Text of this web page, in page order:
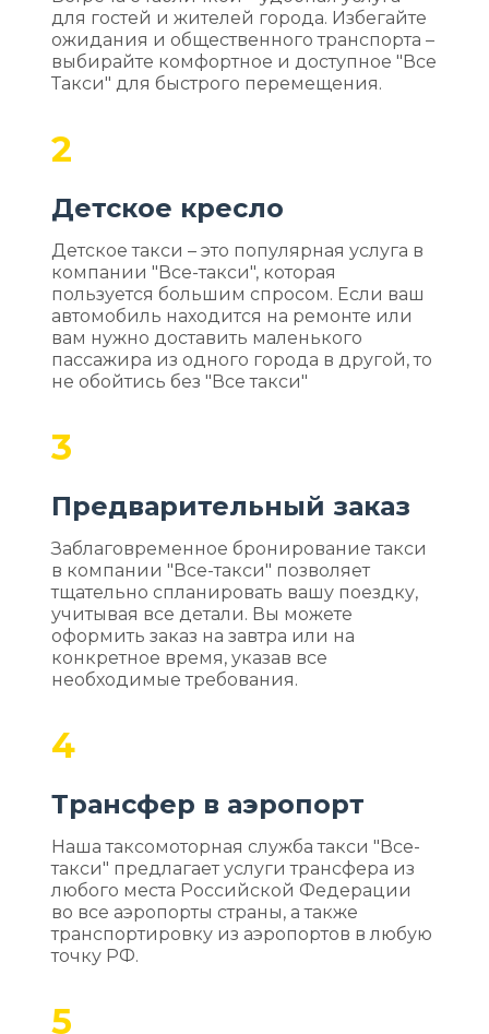
для гостей и жителей города. Избегайте
ожидания и общественного транспорта –
выбирайте комфортное и доступное "Все
Такси" для быстрого перемещения.
2
Детское кресло
Детское такси – это популярная услуга в
компании "Все-такси", которая
пользуется большим спросом. Если ваш
автомобиль находится на ремонте или
вам нужно доставить маленького
пассажира из одного города в другой, то
не обойтись без "Все такси"
3
Предварительный заказ
Заблаговременное бронирование такси
в компании "Все-такси" позволяет
тщательно спланировать вашу поездку,
учитывая все детали. Вы можете
оформить заказ на завтра или на
конкретное время, указав все
необходимые требования.
4
Трансфер в аэропорт
Наша таксомоторная служба такси "Все-
такси" предлагает услуги трансфера из
любого места Российской Федерации
во все аэропорты страны, а также
транспортировку из аэропортов в любую
точку РФ.
5